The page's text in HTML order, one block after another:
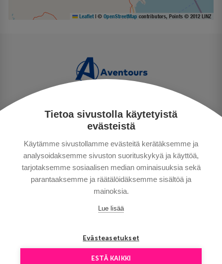
Tietoa sivustolla käytetyistä
evästeistä
Käytämme sivustollamme evästeitä kerätäksemme ja
analysoidaksemme sivuston suorituskykyä ja käyttöä,
tarjotaksemme sosiaalisen median ominaisuuksia sekä
parantaaksemme ja räätälöidäksemme sisältöä ja
mainoksia.
Lue lisää
Evästeasetukset
ESTÄ KAIKKI
Leaflet © OpenStreetMap contributors, Points © 2012 LINZ
PERSONUPPGIFTSPOLICY
BETALNINGSVILLKOR
RESEVILLKOR
BRA ATT VETA
KONTAKTA OSS
Copyright © Aventours 2026